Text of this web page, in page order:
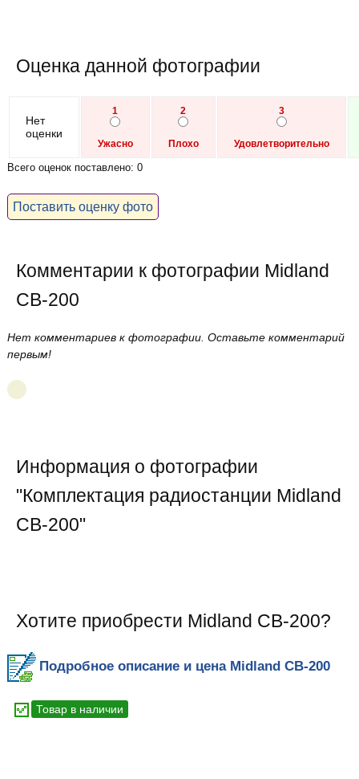
Оценка данной фотографии
Нет
оценки
1
Ужасно
2
Плохо
3
Удовлетворительно
Всего оценок поставлено: 0
Поставить оценку фото
Комментарии к фотографии Midland
CB-200
Нет комментариев к фотографии. Оставьте комментарий
первым!
Информация о фотографии
"Комплектация радиостанции Midland
CB-200"
Хотите приобрести Midland CB-200?
Подробное описание и цена Midland CB-200
Товар в наличии